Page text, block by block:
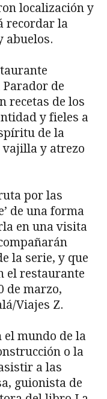
localización y
recordar la
abuelos.
de
recetas de los
y fieles a
de la
vajilla y atrezo
por las
de una forma
en una visita
la serie, y que
el restaurante
de marzo,
Viajes Z.
el mundo de la
o la
a las
guionista de